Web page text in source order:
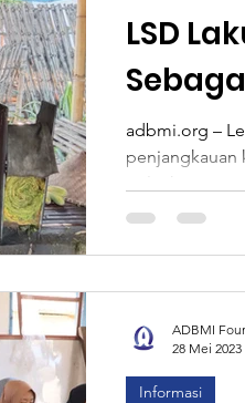
LSD
adbmi.org –
penjangkauan
Informasi
ADBMI
28 Mei 2023